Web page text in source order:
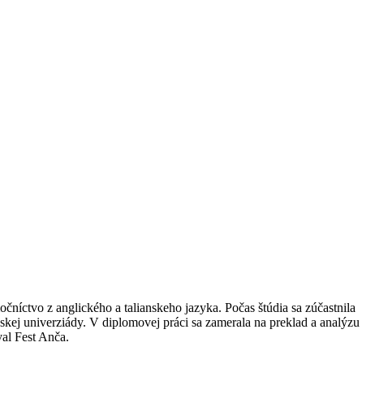
z anglického a talianskeho jazyka. Počas štúdia sa zúčastnila
univerziády. V diplomovej práci sa zamerala na preklad a analýzu
Fest Anča.